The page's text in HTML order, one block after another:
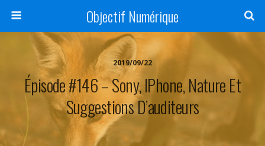
Objectif Numérique
2019/09/22
Épisode #146 – Sony, IPhone, Nature Et
Suggestions D’auditeurs